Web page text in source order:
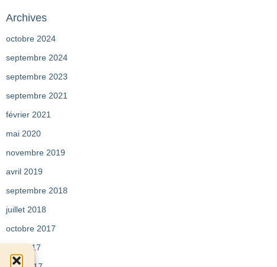
Archives
octobre 2024
septembre 2024
septembre 2023
septembre 2021
février 2021
mai 2020
novembre 2019
avril 2019
septembre 2018
juillet 2018
octobre 2017
mai 2017